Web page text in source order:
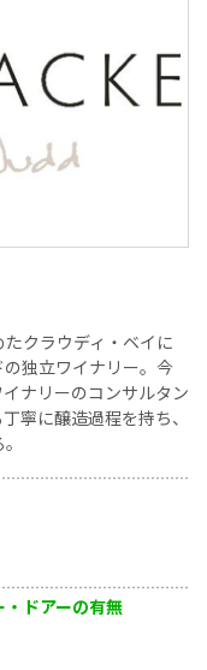
クラウディ・ベイに
独立ワイナリー。今
ナリーのコンサルタン
寧に醸造過程を持ち、
・ドアーの有無